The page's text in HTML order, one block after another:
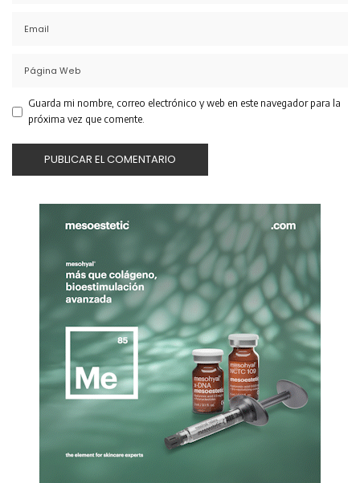
Guarda mi nombre, correo electrónico y web en este navegador para la
próxima vez que comente.